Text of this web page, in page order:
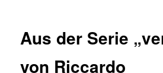
Aus der Serie
von Riccardo